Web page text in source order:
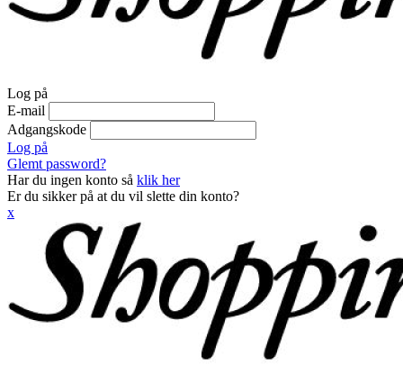
Log på
E-mail
Adgangskode
Log på
Glemt password?
Har du ingen konto så klik her
Er du sikker på at du vil slette din konto?
x